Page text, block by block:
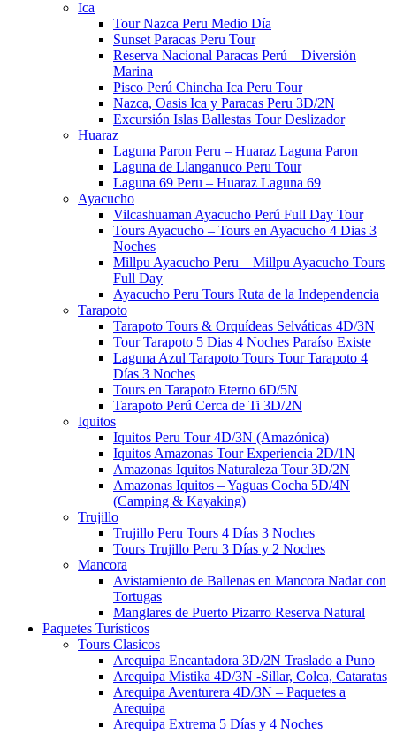
Ica
Tour Nazca Peru Medio Día
Sunset Paracas Peru Tour
Reserva Nacional Paracas Perú – Diversión
Marina
Pisco Perú Chincha Ica Peru Tour
Nazca, Oasis Ica y Paracas Peru 3D/2N
Excursión Islas Ballestas Tour Deslizador
Huaraz
Laguna Paron Peru – Huaraz Laguna Paron
Laguna de Llanganuco Peru Tour
Laguna 69 Peru – Huaraz Laguna 69
Ayacucho
Vilcashuaman Ayacucho Perú Full Day Tour
Tours Ayacucho – Tours en Ayacucho 4 Dias 3
Noches
Millpu Ayacucho Peru – Millpu Ayacucho Tours
Full Day
Ayacucho Peru Tours Ruta de la Independencia
Tarapoto
Tarapoto Tours & Orquídeas Selváticas 4D/3N
Tour Tarapoto 5 Dias 4 Noches​​ Paraíso Existe
Laguna Azul Tarapoto Tours​ Tour Tarapoto 4
Días 3 Noches​​
Tours en Tarapoto Eterno 6D/5N
Tarapoto Perú Cerca de Ti 3D/2N
Iquitos
Iquitos Peru Tour 4D/3N (Amazónica)
Iquitos Amazonas Tour Experiencia 2D/1N
Amazonas Iquitos Naturaleza Tour 3D/2N
Amazonas Iquitos – Yaguas Cocha 5D/4N
(Camping & Kayaking)
Trujillo
Trujillo Peru Tours​ 4 Días 3 Noches
Tours Trujillo Peru 3 Días y 2 Noches
Mancora
Avistamiento de Ballenas en Mancora Nadar con
Tortugas
Manglares de Puerto Pizarro Reserva Natural
Paquetes Turísticos
Tours Clasicos
Arequipa Encantadora 3D/2N Traslado a Puno
Arequipa Mistika 4D/3N -Sillar, Colca, Cataratas
Arequipa Aventurera 4D/3N – Paquetes a
Arequipa
Arequipa Extrema 5 Días y 4 Noches